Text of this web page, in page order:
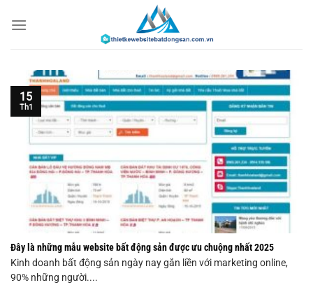
đến
Đây là những mẫu website bất động sản được ưu chuộng nhất 2025
Kinh doanh bất động sản ngày nay gắn liền với marketing online,
90% những người....
15
Th1